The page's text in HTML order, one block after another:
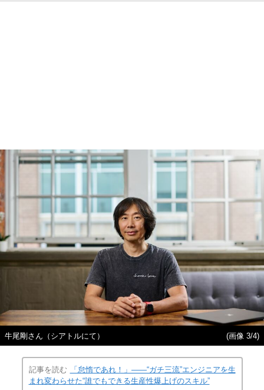
牛尾剛さん（シアトルにて） (画像 3/4)
記事を読む
「怠惰であれ！」――“ガチ三流”エンジニアを生
まれ変わらせた“誰でもできる生産性爆上げのスキル”